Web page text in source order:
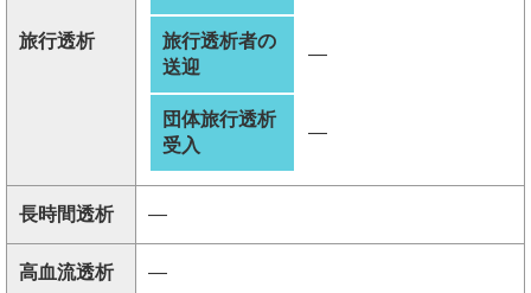
旅行透析
旅行透析者の
送迎
―
団体旅行透析
受入
―
長時間透析 ―
高血流透析 ―